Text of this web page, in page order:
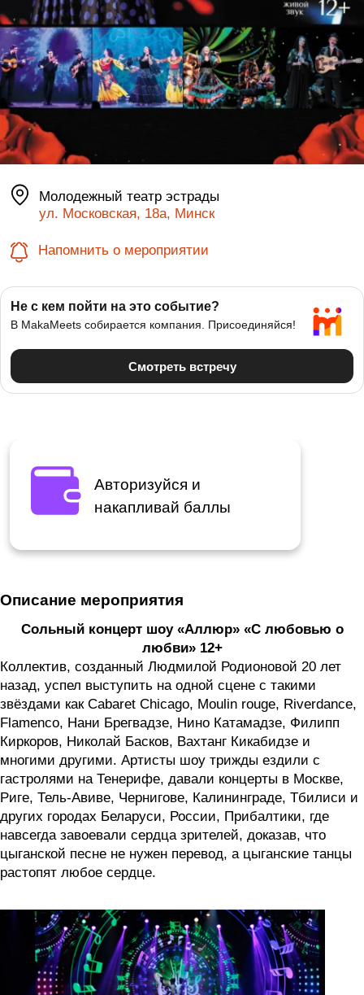
Молодежный театр эстрады
ул. Московская, 18а, Минск
Напомнить о мероприятии
Авторизуйся и
накапливай баллы
Описание мероприятия
Сольный концерт шоу «Аллюр» «С любовью о
любви» 12+
Коллектив, созданный Людмилой Родионовой 20 лет
назад, успел выступить на одной сцене с такими
звёздами как Cabaret Chicago, Moulin rouge, Riverdance,
Flamenco, Нани Брегвадзе, Нино Катамадзе, Филипп
Киркоров, Николай Басков, Вахтанг Кикабидзе и
многими другими. Артисты шоу трижды ездили с
гастролями на Тенерифе, давали концерты в Москве,
Риге, Тель-Авиве, Чернигове, Калининграде, Тбилиси и
других городах Беларуси, России, Прибалтики, где
навсегда завоевали сердца зрителей, доказав, что
цыганской песне не нужен перевод, а цыганские танцы
растопят любое сердце.